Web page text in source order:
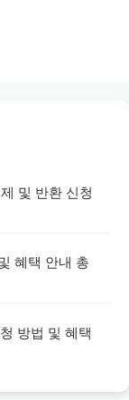
및 반환 신청
혜택 안내 총
방법 및 혜택